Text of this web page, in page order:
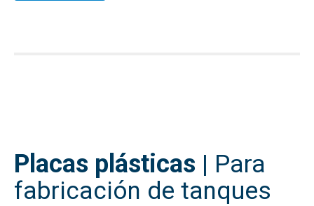
Placas plásticas | Para
fabricación de tanques